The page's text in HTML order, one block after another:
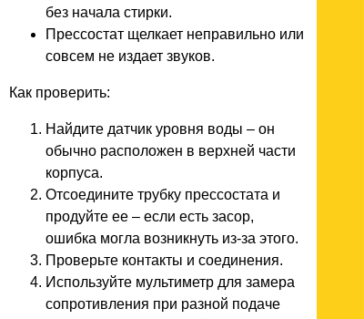
без начала стирки.
Прессостат щелкает неправильно или
совсем не издает звуков.
Как проверить:
Найдите датчик уровня воды – он
обычно расположен в верхней части
корпуса.
Отсоедините трубку прессостата и
продуйте ее – если есть засор,
ошибка могла возникнуть из-за этого.
Проверьте контакты и соединения.
Используйте мультиметр для замера
сопротивления при разной подаче